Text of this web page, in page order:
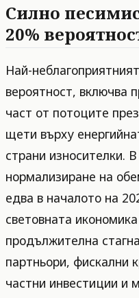
Силно
20%
Най-
вероятност, включва
част от потоците
щети върху
страни износителки.
нормализиране на
едва в началото на
световната
продължителна
партньори, фискални
частни инвестиции и